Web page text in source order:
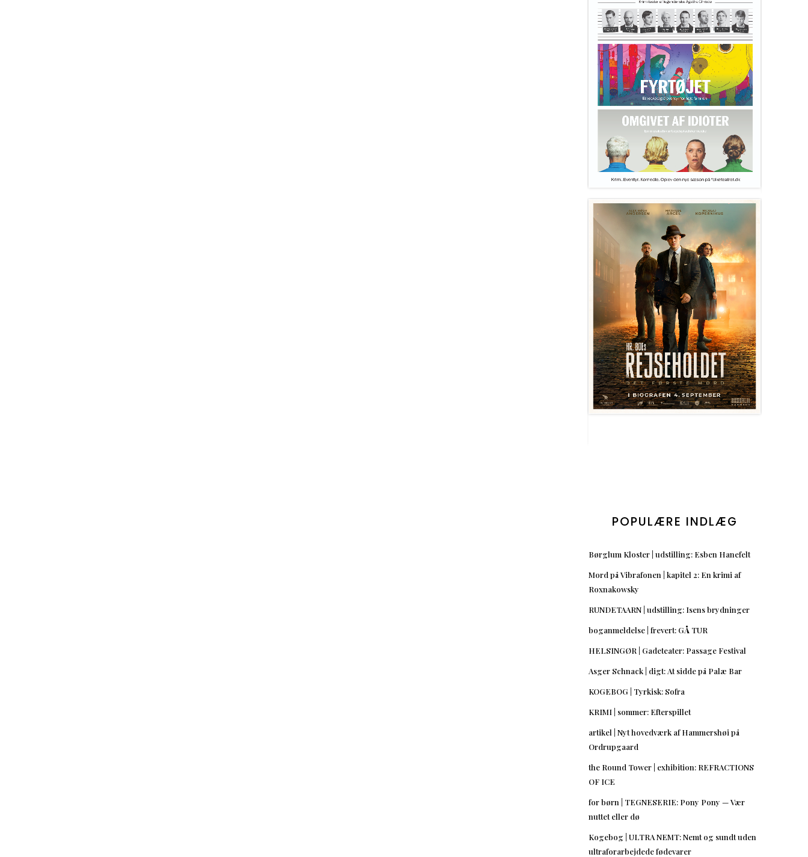
POPULÆRE INDLÆG
Børglum Kloster | udstilling: Esben Hanefelt
Mord på Vibrafonen | kapitel 2: En krimi af
Roxnakowsky
RUNDETAARN | udstilling: Isens brydninger
boganmeldelse | frevert: GÅ TUR
HELSINGØR | Gadeteater: Passage Festival
Asger Schnack | digt: At sidde på Palæ Bar
KOGEBOG | Tyrkisk: Sofra
KRIMI | sommer: Efterspillet
artikel | Nyt hovedværk af Hammershøi på
Ordrupgaard
the Round Tower | exhibition: REFRACTIONS
OF ICE
for børn | TEGNESERIE: Pony Pony — Vær
nuttet eller dø
Kogebog | ULTRA NEMT: Nemt og sundt uden
ultraforarbejdede fødevarer